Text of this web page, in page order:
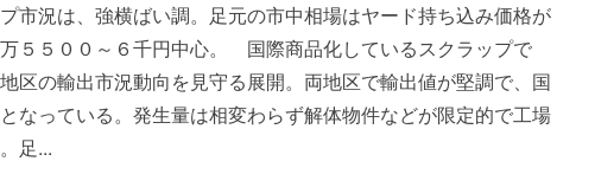
市況は、強横ばい調。足元の市中相場はヤード持ち込み価格が
５５００～６千円中心。 国際商品化しているスクラップで
区の輸出市況動向を見守る展開。両地区で輸出値が堅調で、国
なっている。発生量は相変わらず解体物件などが限定的で工場
足...